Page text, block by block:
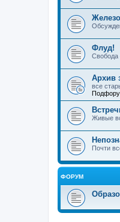
Флуд!
Свобода
Архив
все
Живые
Почти
ФОРУМ